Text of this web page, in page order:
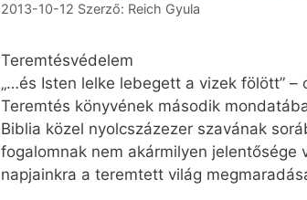
2013-10-12 Szerző: Reich Gyula
Teremtésvédelem
„…és Isten lelke lebegett a vizek fölött”
Teremtés könyvének második
Biblia közel nyolcszázezer szavának
fogalomnak nem akármilyen
napjainkra a teremtett világ